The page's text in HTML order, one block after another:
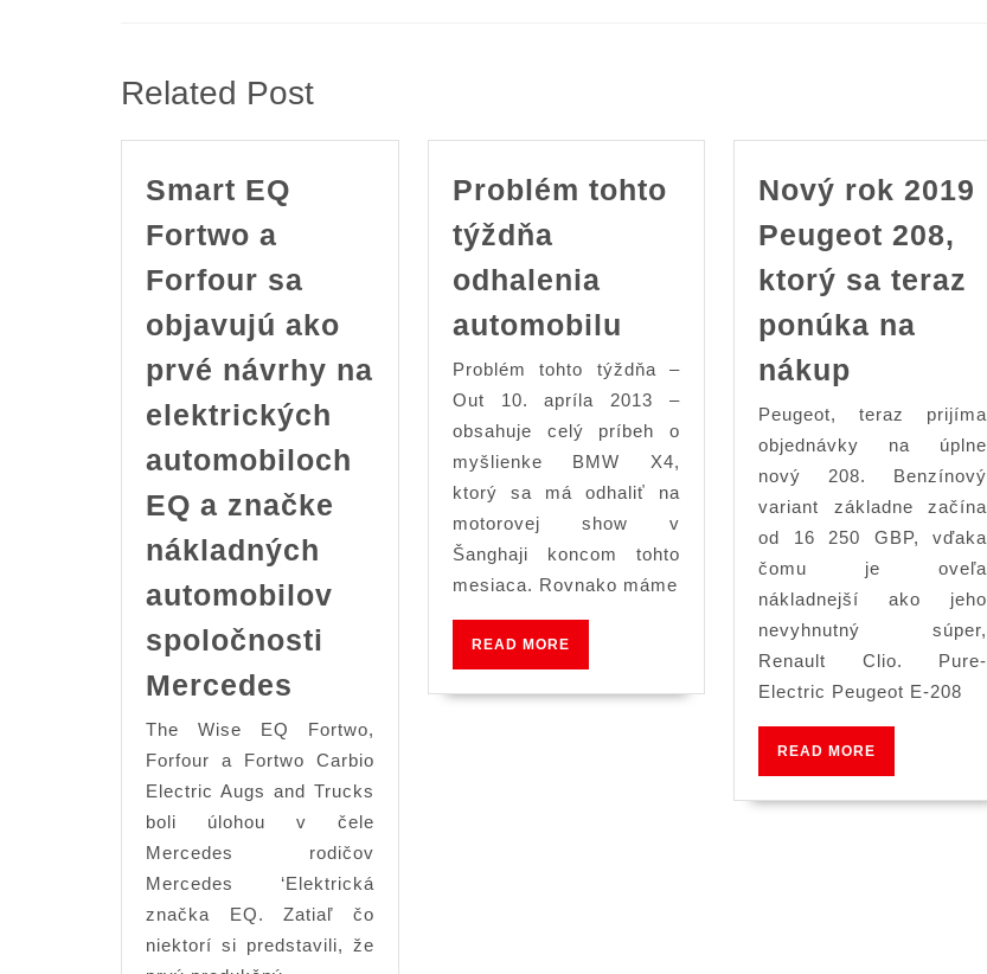
Related Post
Smart EQ
Fortwo a
Forfour sa
objavujú ako
prvé návrhy na
elektrických
automobiloch
EQ a značke
nákladných
automobilov
spoločnosti
Mercedes
Fortwo
a
Forfour
sa
objavujú
ako
prvé
The Wise EQ Fortwo,
Forfour a Fortwo Carbio
Electric Augs and Trucks
boli úlohou v čele
Mercedes rodičov
Mercedes ‘Elektrická
značka EQ. Zatiaľ čo
niektorí si predstavili, že
Problém tohto
týždňa
odhalenia
automobilu
týždňa
odhalenia
automobilu
Problém tohto týždňa –
Out 10. apríla 2013 –
obsahuje celý príbeh o
myšlienke BMW X4,
ktorý sa má odhaliť na
motorovej show v
Šanghaji koncom tohto
mesiaca. Rovnako máme
READ MOREREAD
Nový rok 2019
Peugeot 208,
ktorý sa teraz
ponúka na
nákup
2019
Peugeot
208,
ktorý
sa
teraz
ponúka
na
Peugeot, teraz prijíma
objednávky na úplne
nový 208. Benzínový
variant základne začína
od 16 250 GBP, vďaka
čomu je oveľa
nákladnejší ako jeho
nevyhnutný súper,
Renault Clio. Pure-
Electric Peugeot E-208
READ MORE